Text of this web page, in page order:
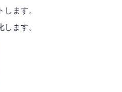
ます。
ます。